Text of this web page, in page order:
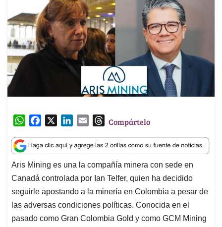
W
a
t
s
A
p
p
c
e
b
o
o
k
n
k
e
d
I
n
a
i
l
T
r
e
a
d
s
Compártelo
Aris Mining es una la compañía minera con sede en
Canadá controlada por Ian Telfer, quien ha decidido
seguirle apostando a la minería en Colombia a pesar de
las adversas condiciones políticas. Conocida en el
pasado como Gran Colombia Gold y como GCM Mining